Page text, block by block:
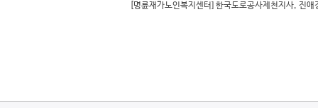
[명륜재가노인복지센터] 한국도로공사제천지사, 진